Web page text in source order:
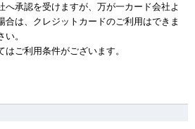
へ承認を受けますが、万が一カード会社よ
合は、クレジットカードのご利用はできま
。
ご利用条件がございます。